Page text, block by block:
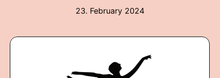
23. February 2024